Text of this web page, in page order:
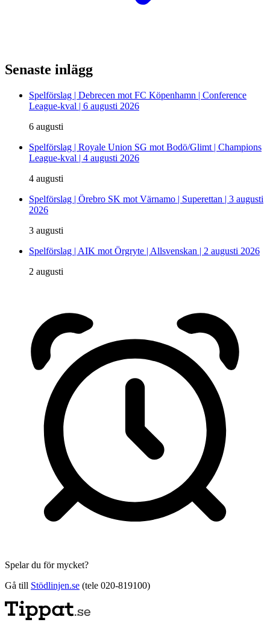
Senaste inlägg
Spelförslag | Debrecen mot FC Köpenhamn | Conference
League-kval | 6 augusti 2026
6 augusti
Spelförslag | Royale Union SG mot Bodö/Glimt | Champions
League-kval | 4 augusti 2026
4 augusti
Spelförslag | Örebro SK mot Värnamo | Superettan | 3 augusti
2026
3 augusti
Spelförslag | AIK mot Örgryte | Allsvenskan | 2 augusti 2026
2 augusti
Spelar du för mycket?
Gå till Stödlinjen.se (tele 020-819100)